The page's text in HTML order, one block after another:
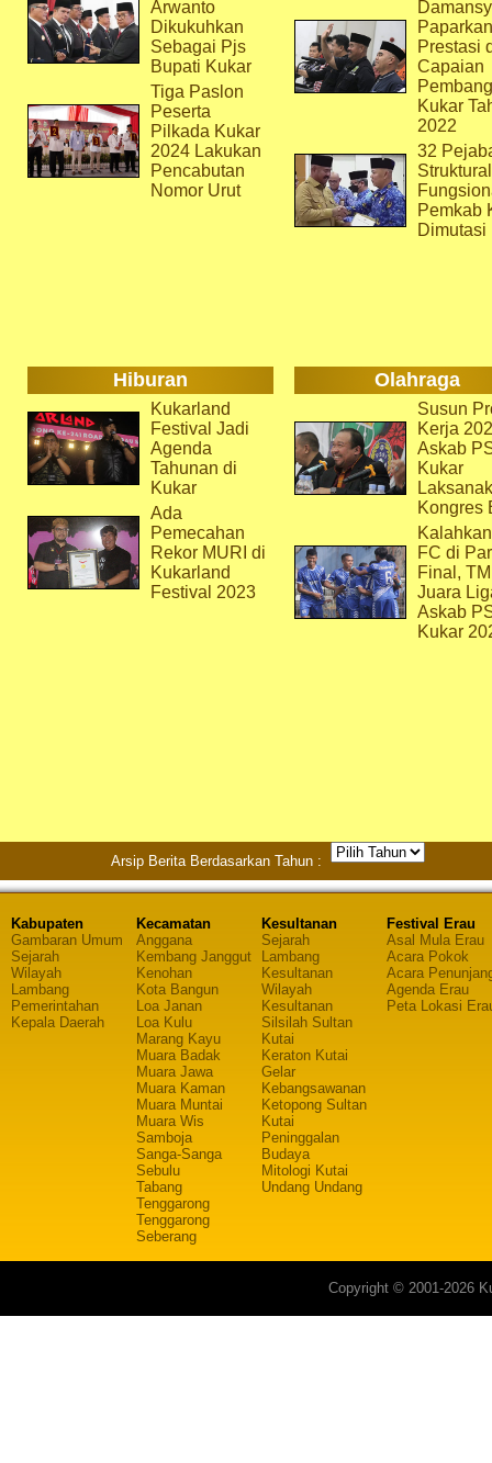
Arwanto
Dikukuhkan
Sebagai Pjs
Bupati Kukar
Tiga Paslon
Peserta
Pilkada Kukar
2024 Lakukan
Pencabutan
Nomor Urut
Paparkan
Prestasi
Capaian
Kukar
2022
32
Pemkab
Dimutasi
Hiburan Olahraga
Kukarland
Festival Jadi
Agenda
Tahunan di
Kukar
Ada
Pemecahan
Rekor MURI di
Kukarland
Festival 2023
Susun
Kerja
Askab
Kukar
Kongres
FC di
Final,
Juara
Askab
Kukar
Arsip Berita Berdasarkan Tahun :
Kabupaten
Gambaran Umum
Sejarah
Wilayah
Lambang
Pemerintahan
Kepala Daerah
Kecamatan
Anggana
Kembang Janggut
Kenohan
Kota Bangun
Loa Janan
Loa Kulu
Marang Kayu
Muara Badak
Muara Jawa
Muara Kaman
Muara Muntai
Muara Wis
Samboja
Sanga-Sanga
Sebulu
Tabang
Tenggarong
Tenggarong
Seberang
Kesultanan
Sejarah
Lambang
Kesultanan
Wilayah
Kesultanan
Silsilah Sultan
Kutai
Keraton Kutai
Gelar
Kebangsawanan
Ketopong Sultan
Kutai
Peninggalan
Budaya
Mitologi Kutai
Undang Undang
Festival Erau
Asal Mula Erau
Acara Pokok
Acara
Agenda Erau
Peta Lokasi
Copyright © 2001-2026